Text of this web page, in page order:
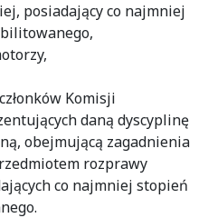
posiadający co najmniej
Komisji
daną dyscyplinę
obejmującą zagadnienia
rozprawy
co najmniej stopień